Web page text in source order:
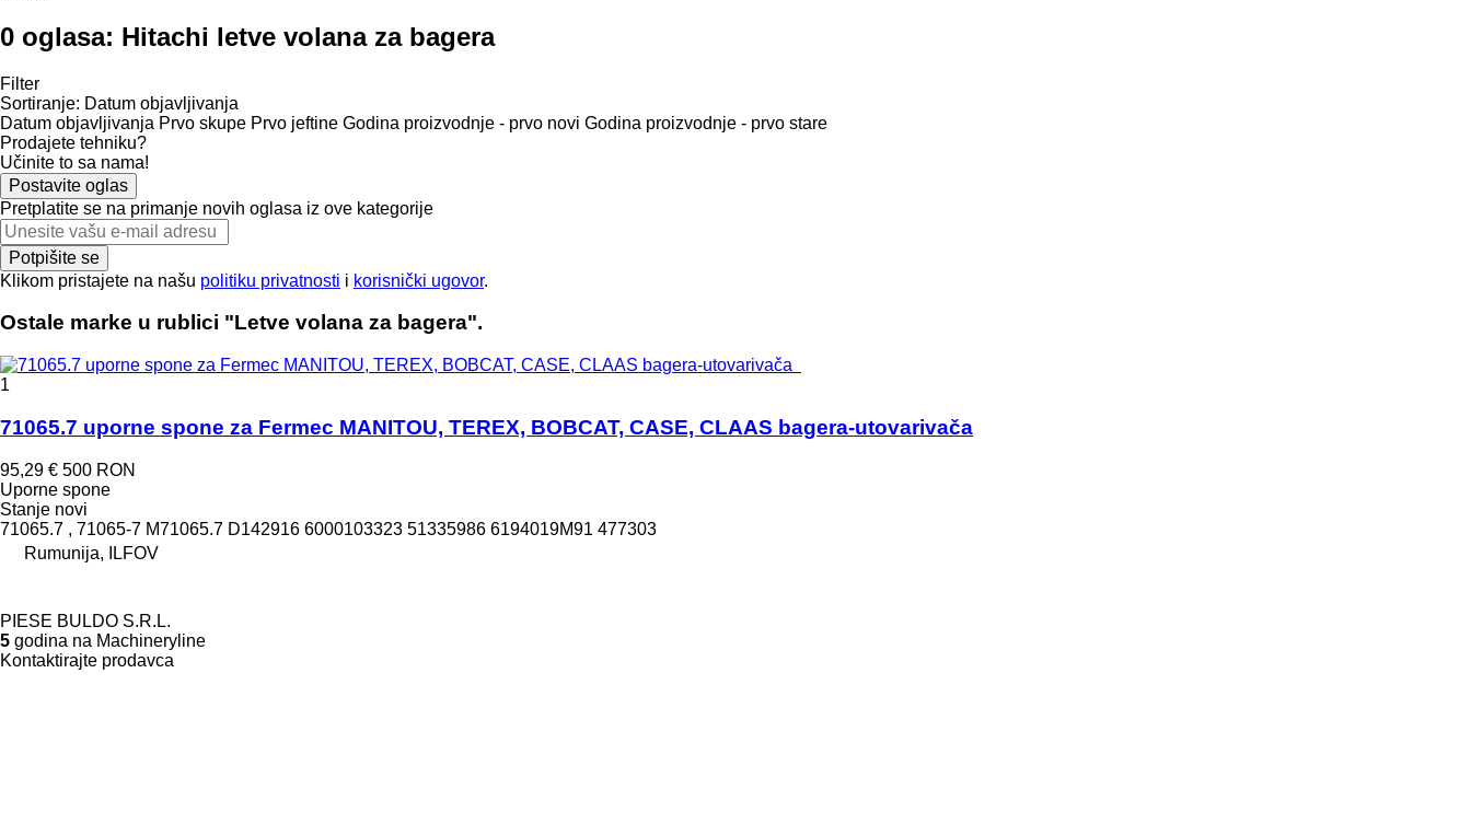
0 oglasa: Hitachi letve volana za bagerа
Filter
Sortiranje: Datum objavljivanja
Datum objavljivanja Prvo skupe Prvo jeftine Godina proizvodnje - prvo novi Godina proizvodnje - prvo stare
Prodajete tehniku?
Učinite to sa nama!
Postavite oglas
Pretplatite se na primanje novih oglasa iz ove kategorije
Potpišite se
Klikom pristajete na našu politiku privatnosti i korisnički ugovor.
Ostale marke u rublici "Letve volana za bagerа".
1
71065.7 uporne spone za Fermec MANITOU, TEREX, BOBCAT, CASE, CLAAS bagera-utovarivača
95,29 € 500 RON
Uporne spone
Stanje novi
71065.7 , 71065-7 M71065.7 D142916 6000103323 51335986 6194019M91 477303
Rumunija, ILFOV
PIESE BULDO S.R.L.
5 godina na Machineryline
Kontaktirajte prodavca